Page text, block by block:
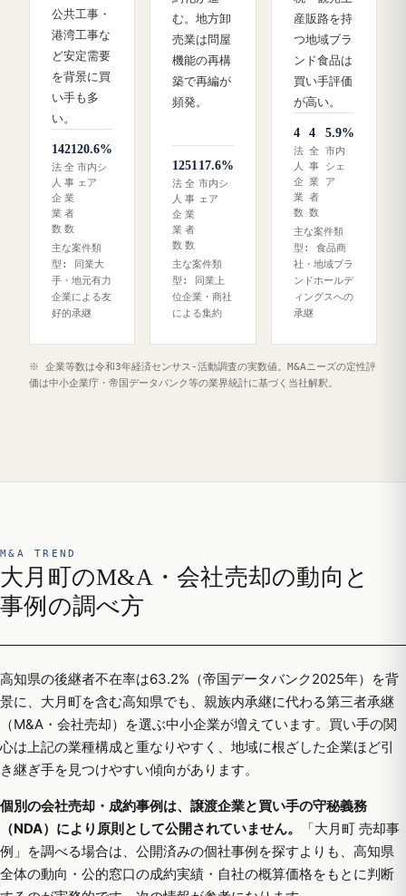
公共工事・
港湾工事な
ど安定需要
を背景に買
い手も多
い。
14
法
人
企
業
数
21
全
事
業
者
数
20.6%
市内シ
ェア
主な案件類
型: 同業大
手・地元有力
企業による友
好的承継
む。地方卸
売業は問屋
機能の再構
築で再編が
頻発。
12
法
人
企
業
数
51
全
事
業
者
数
17.6%
市内シ
ェア
主な案件類
型: 同業上
位企業・商社
による集約
産販路を持
つ地域ブラ
ンド食品は
買い手評価
が高い。
4
法
人
企
業
数
4
全
事
業
者
数
5.9%
市内
シェ
ア
主な案件類
型: 食品商
社・地域ブラ
ンドホールデ
ィングスへの
承継
※ 企業等数は令和3年経済センサス‐活動調査の実数値。M&Aニーズの定性評
価は中小企業庁・帝国データバンク等の業界統計に基づく当社解釈。
M&A TREND
大月町のM&A・会社売却の動向と
事例の調べ方
高知県の後継者不在率は63.2%（帝国データバンク2025年）を背
景に、大月町を含む高知県でも、親族内承継に代わる第三者承継
（M&A・会社売却）を選ぶ中小企業が増えています。買い手の関
心は上記の業種構成と重なりやすく、地域に根ざした企業ほど引
き継ぎ手を見つけやすい傾向があります。
個別の会社売却・成約事例は、譲渡企業と買い手の守秘義務
（NDA）により原則として公開されていません。
「大月町 売却事
例」を調べる場合は、公開済みの個社事例を探すよりも、高知県
全体の動向・公的窓口の成約実績・自社の概算価格をもとに判断